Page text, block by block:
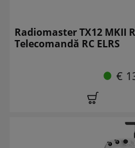
Radiomaster TX12 MKII
Telecomandă RC ELRS
€